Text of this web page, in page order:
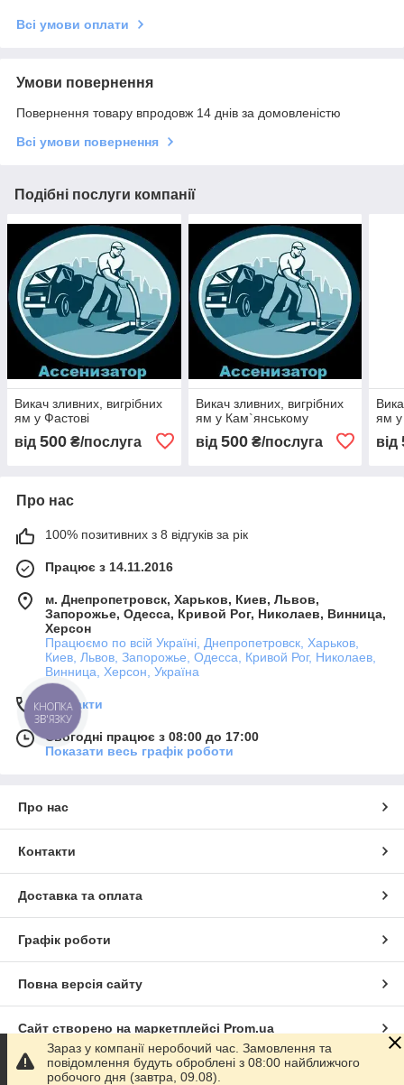
Всі умови оплати
Умови повернення
Повернення товару впродовж 14 днів за домовленістю
Всі умови повернення
Подібні послуги компанії
Викач зливних, вигрібних
ям у Фастові
від 500 ₴/послуга
Викач зливних, вигрібних
ям у Кам`янському
від 500₴/послуга
ям у
від
Про нас
100% позитивних з 8 відгуків за рік
Працює з 14.11.2016
м. Днепропетровск, Харьков, Киев, Львов,
Запорожье, Одесса, Кривой Рог, Николаев, Винница,
Херсон
Працюємо по всій Україні, Днепропетровск, Харьков,
Киев, Львов, Запорожье, Одесса, Кривой Рог, Николаев,
Винница, Херсон, Україна
Контакти
Сьогодні працює з 08:00 до 17:00
Показати весь графік роботи
Про нас
Контакти
Доставка та оплата
Графік роботи
Повна версія сайту
Сайт створено на маркетплейсі Prom.ua
Політика конфіденційності
Зараз у компанії неробочий час. Замовлення та
повідомлення будуть оброблені з 08:00 найближчого
робочого дня (завтра, 09.08).
КНОПКА
ЗВ'ЯЗКУ